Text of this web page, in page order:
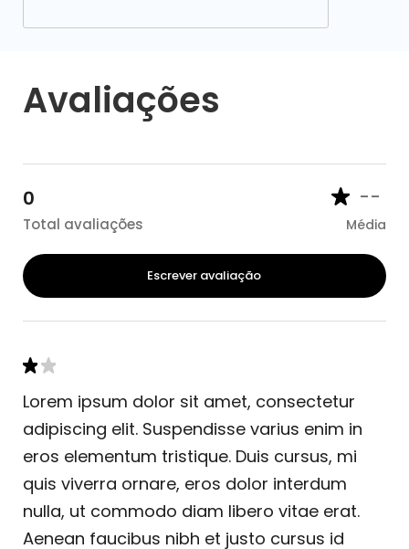
Avaliações
0
Total avaliações
--
Média
Escrever avaliação
Lorem ipsum dolor sit amet, consectetur
adipiscing elit. Suspendisse varius enim in
eros elementum tristique. Duis cursus, mi
quis viverra ornare, eros dolor interdum
nulla, ut commodo diam libero vitae erat.
Aenean faucibus nibh et justo cursus id